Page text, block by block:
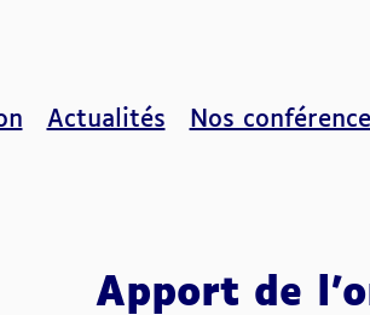
Actualités Nos
Apport de